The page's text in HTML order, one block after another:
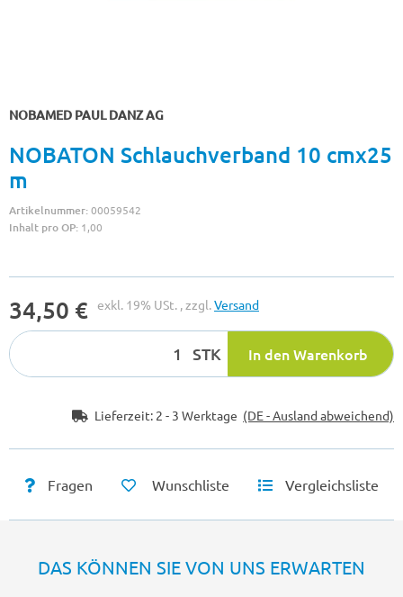
NOBAMED PAUL DANZ AG
NOBATON Schlauchverband 10 cmx25
m
Artikelnummer:00059542
Inhalt pro OP: 1,00
34,50 € exkl. 19% USt. , zzgl.Versand
STK In den Warenkorb
Lieferzeit: 2 - 3 Werktage (DE - Ausland abweichend)
Fragen Wunschliste Vergleichsliste
DAS KÖNNEN SIE VON UNS ERWARTEN